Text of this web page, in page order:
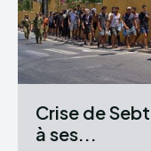
Crise de
à ses...